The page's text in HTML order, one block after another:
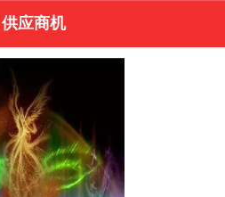
供应商机